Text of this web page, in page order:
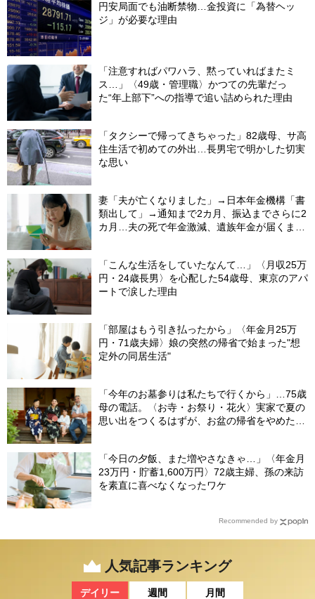
円安局面でも油断禁物…金投資に「為替ヘッ
ジ」が必要な理由
「注意すればパワハラ、黙っていればまたミ
ス…」〈49歳・管理職〉かつての先輩だっ
た“年上部下”への指導で追い詰められた理由
「タクシーで帰ってきちゃった」82歳母、サ高
住生活で初めての外出…長男宅で明かした切実
な思い
妻「夫が亡くなりました」→日本年金機構「書
類出して」→通知まで2カ月、振込までさらに2
カ月…夫の死で年金激減、遺族年金が届くまで
「こんな生活をしていたなんて…」〈月収25万
円・24歳長男〉を心配した54歳母、東京のアパ
ートで涙した理由
「部屋はもう引き払ったから」〈年金月25万
円・71歳夫婦〉娘の突然の帰省で始まった"想
定外の同居生活"
「今年のお墓参りは私たちで行くから」…75歳
母の電話。〈お寺・お祭り・花火〉実家で夏の
思い出をつくるはずが、お盆の帰省をやめた理
「今日の夕飯、また増やさなきゃ…」〈年金月
23万円・貯蓄1,600万円〉72歳主婦、孫の来訪
を素直に喜べなくなったワケ
Recommended by
人気記事ランキング
デイリー 週間 月間